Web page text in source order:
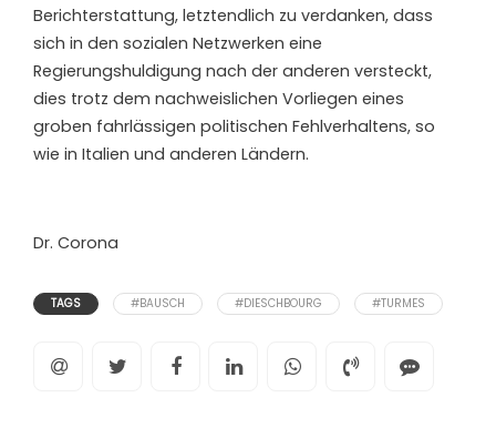
Berichterstattung, letztendlich zu verdanken, dass
sich in den sozialen Netzwerken eine
Regierungshuldigung nach der anderen versteckt,
dies trotz dem nachweislichen Vorliegen eines
groben fahrlässigen politischen Fehlverhaltens, so
wie in Italien und anderen Ländern.
Dr. Corona
TAGS #BAUSCH #DIESCHBOURG #TURMES